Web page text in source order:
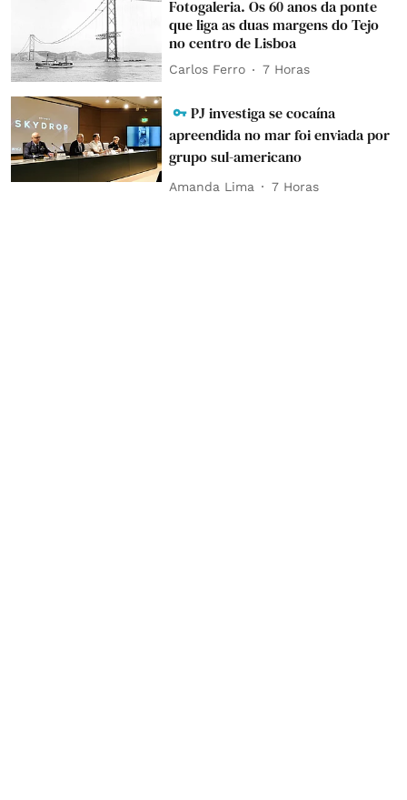
Fotogaleria. Os 60 anos da ponte
que liga as duas margens do Tejo
no centro de Lisboa
Carlos Ferro 7 Horas
PJ investiga se cocaína
apreendida no mar foi enviada por
grupo sul-americano
Amanda Lima 7 Horas